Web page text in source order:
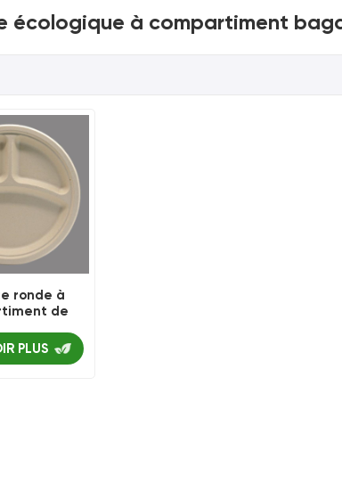
écologique à compartiment
ronde à
de
9 pouces
PLUS